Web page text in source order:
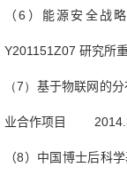
（6） 能源安全战
Y201151Z07 研究所
（7） 基于物联网的
业合作项目
（8）中国博士后科